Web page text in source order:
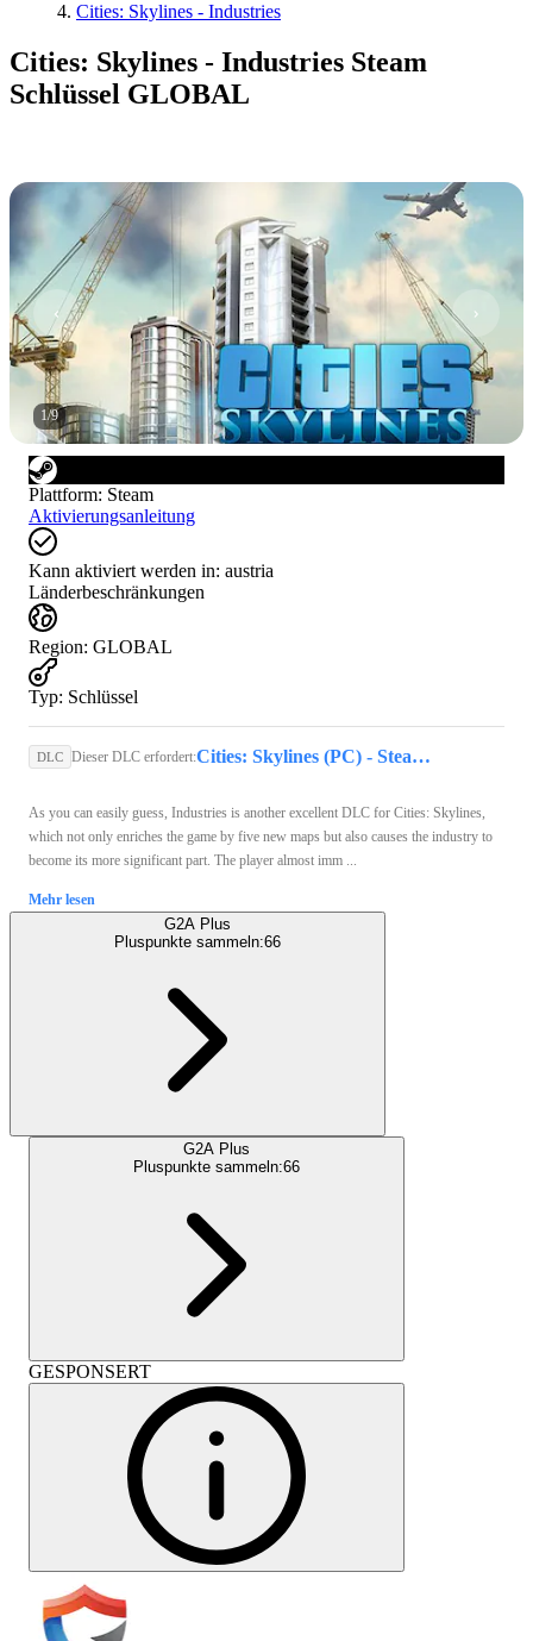
Cities: Skylines - Industries
Cities: Skylines - Industries Steam
Schlüssel GLOBAL
1/9
Plattform: Steam
Aktivierungsanleitung
Kann aktiviert werden in: austria
Länderbeschränkungen
Region: GLOBAL
Typ: Schlüssel
DLC Dieser DLC erfordert: Cities: Skylines (PC) - Steam Key - GLOBAL
As you can easily guess, Industries is another excellent DLC for Cities: Skylines,
which not only enriches the game by five new maps but also causes the industry to
become its more significant part. The player almost imm ...
Mehr lesen
G2A Plus
Pluspunkte sammeln:66
G2A Plus
Pluspunkte sammeln:66
GESPONSERT